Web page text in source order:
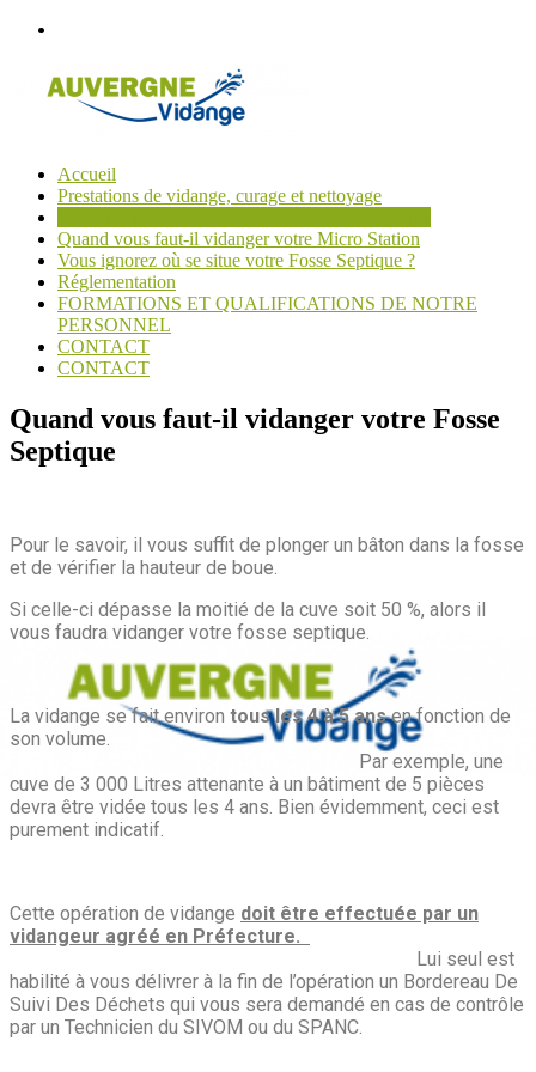
Passer
Auvergne
Vidange
canalisations
Accueil
Prestations de vidange, curage et nettoyage
Quand vous faut-il vidanger votre Micro Station
Vous ignorez où se situe votre Fosse Septique ?
Réglementation
FORMATIONS ET QUALIFICATIONS DE NOTRE
PERSONNEL
CONTACT
CONTACT
Quand vous faut-il vidanger votre Fosse
Septique
Pour le savoir, il vous suffit de plonger un bâton dans la fosse
et de vérifier la hauteur de boue.
Si celle-ci dépasse la moitié de la cuve soit 50 %, alors il
vous faudra vidanger votre fosse septique.
La vidange se fait environ tous les 4 à 5 ansen fonction de
son volume.
Par exemple, une
cuve de 3 000 Litres attenante à un bâtiment de 5 pièces
devra être vidée tous les 4 ans. Bien évidemment, ceci est
purement indicatif.
Cette opération de vidange doit être effectuée par un
vidangeur agréé en Préfecture.
Lui seul est
habilité à vous délivrer à la fin de l’opération un Bordereau De
Suivi Des Déchets qui vous sera demandé en cas de contrôle
par un Technicien du SIVOM ou du SPANC.